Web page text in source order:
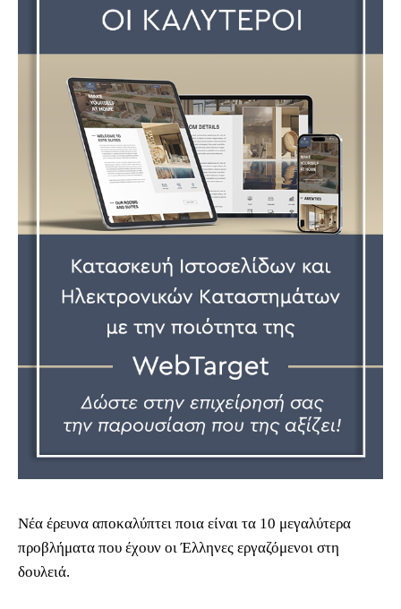
Νέα έρευνα αποκαλύπτει ποια είναι τα 10 μεγαλύτερα
προβλήματα που έχουν οι Έλληνες εργαζόμενοι στη
δουλειά.